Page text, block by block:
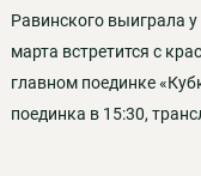
Равинского выиграла
марта встретится с
главном поединке
поединка в 15:30,